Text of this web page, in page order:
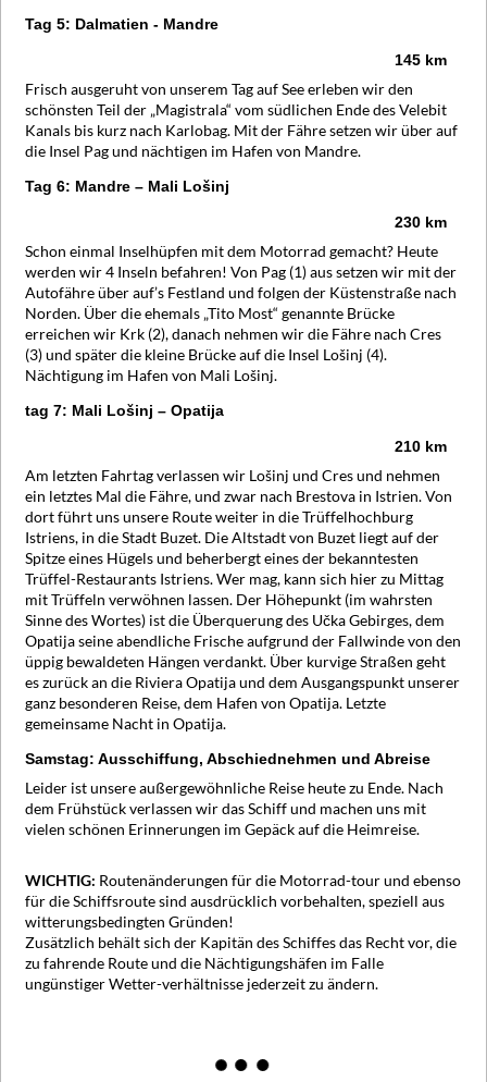
Tag 5: Dalmatien - Mandre
145 km
Frisch ausgeruht von unserem Tag auf See erleben wir den
schönsten Teil der „Magistrala“ vom südlichen Ende des Velebit
Kanals bis kurz nach Karlobag. Mit der Fähre setzen wir über auf
die Insel Pag und nächtigen im Hafen von Mandre.
Tag 6: Mandre – Mali Lošinj
230 km
Schon einmal Inselhüpfen mit dem Motorrad gemacht? Heute
werden wir 4 Inseln befahren! Von Pag (1) aus setzen wir mit der
Autofähre über auf’s Festland und folgen der Küstenstraße nach
Norden. Über die ehemals „Tito Most“ genannte Brücke
erreichen wir Krk (2), danach nehmen wir die Fähre nach Cres
(3) und später die kleine Brücke auf die Insel Lošinj (4).
Nächtigung im Hafen von Mali Lošinj.
tag 7: Mali Lošinj – Opatija
210 km
Am letzten Fahrtag verlassen wir Lošinj und Cres und nehmen
ein letztes Mal die Fähre, und zwar nach Brestova in Istrien. Von
dort führt uns unsere Route weiter in die Trüffelhochburg
Istriens, in die Stadt Buzet. Die Altstadt von Buzet liegt auf der
Spitze eines Hügels und beherbergt eines der bekanntesten
Trüffel-Restaurants Istriens. Wer mag, kann sich hier zu Mittag
mit Trüffeln verwöhnen lassen. Der Höhepunkt (im wahrsten
Sinne des Wortes) ist die Überquerung des Učka Gebirges, dem
Opatija seine abendliche Frische aufgrund der Fallwinde von den
üppig bewaldeten Hängen verdankt. Über kurvige Straßen geht
es zurück an die Riviera Opatija und dem Ausgangspunkt unserer
ganz besonderen Reise, dem Hafen von Opatija. Letzte
gemeinsame Nacht in Opatija.
Samstag: Ausschiffung, Abschiednehmen und Abreise
Leider ist unsere außergewöhnliche Reise heute zu Ende. Nach
dem Frühstück verlassen wir das Schiff und machen uns mit
vielen schönen Erinnerungen im Gepäck auf die Heimreise.
WICHTIG: Routenänderungen für die Motorrad-tour und ebenso
für die Schiffsroute sind ausdrücklich vorbehalten, speziell aus
witterungsbedingten Gründen!
Zusätzlich behält sich der Kapitän des Schiffes das Recht vor, die
zu fahrende Route und die Nächtigungshäfen im Falle
ungünstiger Wetter-verhältnisse jederzeit zu ändern.